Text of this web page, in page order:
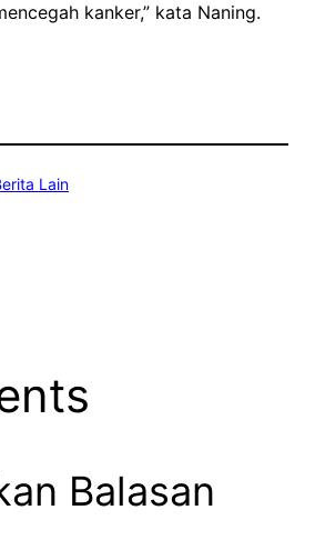
kanker,” kata Naning.
Lain
Balasan